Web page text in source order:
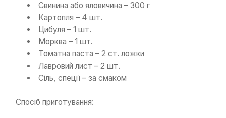
Свинина або яловичина – 300 г
Картопля – 4 шт.
Цибуля – 1 шт.
Морква – 1 шт.
Томатна паста – 2 ст. ложки
Лавровий лист – 2 шт.
Сіль, спеції – за смаком
Спосіб приготування: